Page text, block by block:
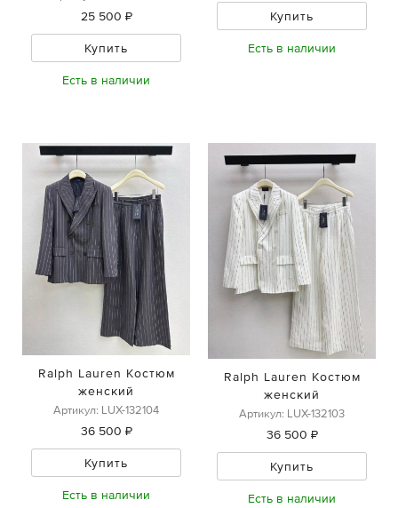
25 500 ₽
Купить
Есть в наличии
Купить
Есть в наличии
Ralph Lauren Костюм
женский
Артикул: LUX-132104
36 500 ₽
Купить
Есть в наличии
Ralph Lauren Костюм
женский
Артикул: LUX-132103
36 500 ₽
Купить
Есть в наличии